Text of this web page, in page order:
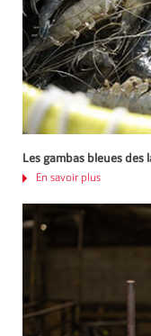
Les gambas bleues
En savoir plus